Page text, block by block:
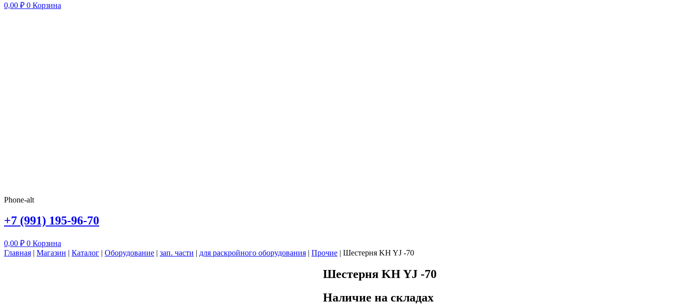
0,00 ₽ 0 Корзина
Phone-alt
+7 (991) 195-96-70
0,00 ₽ 0 Корзина
Главная | Магазин | Каталог | Оборудование | зап. части | для раскройного оборудования | Прочие | Шестерня KH YJ -70
Шестерня KH YJ -70
Наличие на складах